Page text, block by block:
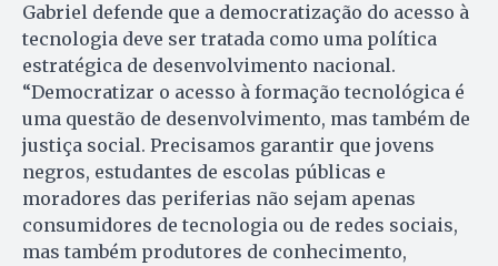
Gabriel defende que a democratização do acesso à
tecnologia deve ser tratada como uma política
estratégica de desenvolvimento nacional.
“Democratizar o acesso à formação tecnológica é
uma questão de desenvolvimento, mas também de
justiça social. Precisamos garantir que jovens
negros, estudantes de escolas públicas e
moradores das periferias não sejam apenas
consumidores de tecnologia ou de redes sociais,
mas também produtores de conhecimento,